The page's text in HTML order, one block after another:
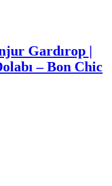
Gardırop |
– Bon Chic